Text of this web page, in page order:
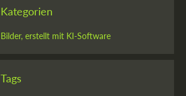
Kategorien
Bilder, erstellt mit KI-Software
Tags